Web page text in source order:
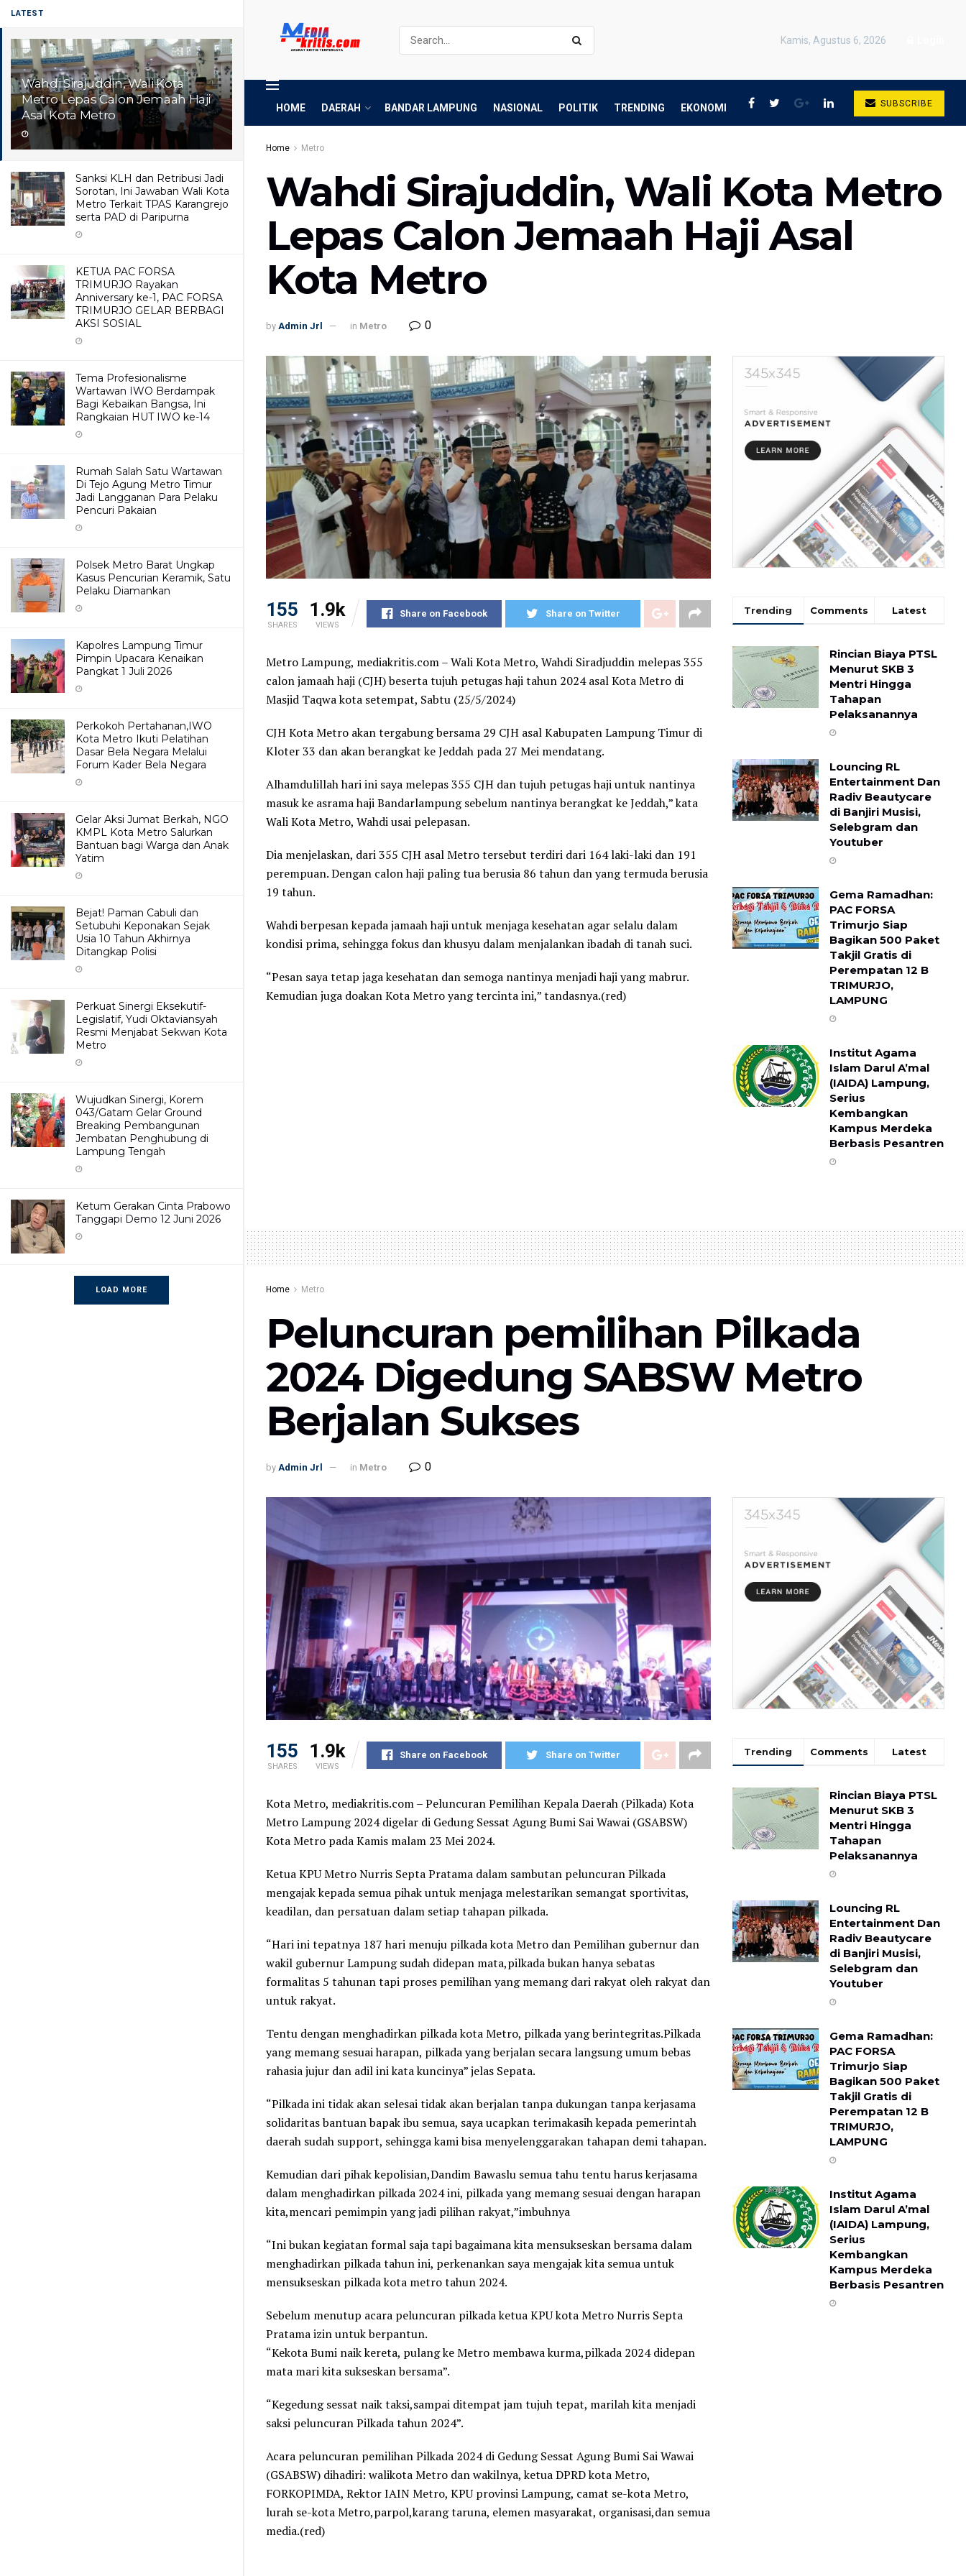
LATEST
Wahdi Sirajuddin, Wali Kota
Metro Lepas Calon Jemaah Haji
Asal Kota Metro
Sanksi KLH dan Retribusi Jadi
Sorotan, Ini Jawaban Wali Kota
Metro Terkait TPAS Karangrejo
serta PAD di Paripurna
KETUA PAC FORSA
TRIMURJO Rayakan
Anniversary ke-1, PAC FORSA
TRIMURJO GELAR BERBAGI
AKSI SOSIAL
Tema Profesionalisme
Wartawan IWO Berdampak
Bagi Kebaikan Bangsa, Ini
Rangkaian HUT IWO ke-14
Rumah Salah Satu Wartawan
Di Tejo Agung Metro Timur
Jadi Langganan Para Pelaku
Pencuri Pakaian
Polsek Metro Barat Ungkap
Kasus Pencurian Keramik, Satu
Pelaku Diamankan
Kapolres Lampung Timur
Pimpin Upacara Kenaikan
Pangkat 1 Juli 2026
Perkokoh Pertahanan,IWO
Kota Metro Ikuti Pelatihan
Dasar Bela Negara Melalui
Forum Kader Bela Negara
Gelar Aksi Jumat Berkah, NGO
KMPL Kota Metro Salurkan
Bantuan bagi Warga dan Anak
Yatim
Bejat! Paman Cabuli dan
Setubuhi Keponakan Sejak
Usia 10 Tahun Akhirnya
Ditangkap Polisi
Perkuat Sinergi Eksekutif-
Legislatif, Yudi Oktaviansyah
Resmi Menjabat Sekwan Kota
Metro
Wujudkan Sinergi, Korem
043/Gatam Gelar Ground
Breaking Pembangunan
Jembatan Penghubung di
Lampung Tengah
Ketum Gerakan Cinta Prabowo
Tanggapi Demo 12 Juni 2026
LOAD MORE
Kamis, Agustus 6, 2026
HOME DAERAH BANDAR LAMPUNG NASIONAL POLITIK TRENDING EKONOMI SUBSCRIBE
Home Metro
Wahdi Sirajuddin, Wali Kota Metro
Lepas Calon Jemaah Haji Asal
Kota Metro
by Admin Jrl in Metro 0
155
SHARES
1.9k
VIEWS
Share on Facebook Share on Twitter
Metro Lampung, mediakritis.com – Wali Kota Metro, Wahdi Siradjuddin melepas 355
calon jamaah haji (CJH) beserta tujuh petugas haji tahun 2024 asal Kota Metro di
Masjid Taqwa kota setempat, Sabtu (25/5/2024)
CJH Kota Metro akan tergabung bersama 29 CJH asal Kabupaten Lampung Timur di
Kloter 33 dan akan berangkat ke Jeddah pada 27 Mei mendatang.
Alhamdulillah hari ini saya melepas 355 CJH dan tujuh petugas haji untuk nantinya
masuk ke asrama haji Bandarlampung sebelum nantinya berangkat ke Jeddah,” kata
Wali Kota Metro, Wahdi usai pelepasan.
Dia menjelaskan, dari 355 CJH asal Metro tersebut terdiri dari 164 laki-laki dan 191
perempuan. Dengan calon haji paling tua berusia 86 tahun dan yang termuda berusia
19 tahun.
Wahdi berpesan kepada jamaah haji untuk menjaga kesehatan agar selalu dalam
kondisi prima, sehingga fokus dan khusyu dalam menjalankan ibadah di tanah suci.
“Pesan saya tetap jaga kesehatan dan semoga nantinya menjadi haji yang mabrur.
Kemudian juga doakan Kota Metro yang tercinta ini,” tandasnya.(red)
Trending Comments Latest
Rincian Biaya PTSL
Menurut SKB 3
Mentri Hingga
Tahapan
Pelaksanannya
Louncing RL
Entertainment Dan
Radiv Beautycare
di Banjiri Musisi,
Selebgram dan
Youtuber
Gema Ramadhan:
PAC FORSA
Trimurjo Siap
Bagikan 500 Paket
Takjil Gratis di
Perempatan 12 B ​
TRIMURJO,
LAMPUNG
Institut Agama
Islam Darul A’mal
(IAIDA) Lampung,
Serius
Kembangkan
Kampus Merdeka
Berbasis Pesantren
Home Metro
Peluncuran pemilihan Pilkada
2024 Digedung SABSW Metro
Berjalan Sukses
by Admin Jrl in Metro 0
155
SHARES
1.9k
VIEWS
Share on Facebook Share on Twitter
Kota Metro, mediakritis.com – Peluncuran Pemilihan Kepala Daerah (Pilkada) Kota
Metro Lampung 2024 digelar di Gedung Sessat Agung Bumi Sai Wawai (GSABSW)
Kota Metro pada Kamis malam 23 Mei 2024.
Ketua KPU Metro Nurris Septa Pratama dalam sambutan peluncuran Pilkada
mengajak kepada semua pihak untuk menjaga melestarikan semangat sportivitas,
keadilan, dan persatuan dalam setiap tahapan pilkada.
“Hari ini tepatnya 187 hari menuju pilkada kota Metro dan Pemilihan gubernur dan
wakil gubernur Lampung sudah didepan mata,pilkada bukan hanya sebatas
formalitas 5 tahunan tapi proses pemilihan yang memang dari rakyat oleh rakyat dan
untuk rakyat.
Tentu dengan menghadirkan pilkada kota Metro, pilkada yang berintegritas.Pilkada
yang memang sesuai harapan, pilkada yang berjalan secara langsung umum bebas
rahasia jujur dan adil ini kata kuncinya” jelas Sepata.
“Pilkada ini tidak akan selesai tidak akan berjalan tanpa dukungan tanpa kerjasama
solidaritas bantuan bapak ibu semua, saya ucapkan terimakasih kepada pemerintah
daerah sudah support, sehingga kami bisa menyelenggarakan tahapan demi tahapan.
Kemudian dari pihak kepolisian,Dandim Bawaslu semua tahu tentu harus kerjasama
dalam menghadirkan pilkada 2024 ini, pilkada yang memang sesuai dengan harapan
kita,mencari pemimpin yang jadi pilihan rakyat,”imbuhnya
“Ini bukan kegiatan formal saja tapi bagaimana kita mensukseskan bersama dalam
menghadirkan pilkada tahun ini, perkenankan saya mengajak kita semua untuk
mensukseskan pilkada kota metro tahun 2024.
Sebelum menutup acara peluncuran pilkada ketua KPU kota Metro Nurris Septa
Pratama izin untuk berpantun.
“Kekota Bumi naik kereta, pulang ke Metro membawa kurma,pilkada 2024 didepan
mata mari kita sukseskan bersama”.
“Kegedung sessat naik taksi,sampai ditempat jam tujuh tepat, marilah kita menjadi
saksi peluncuran Pilkada tahun 2024”.
Acara peluncuran pemilihan Pilkada 2024 di Gedung Sessat Agung Bumi Sai Wawai
(GSABSW) dihadiri: walikota Metro dan wakilnya, ketua DPRD kota Metro,
FORKOPIMDA, Rektor IAIN Metro, KPU provinsi Lampung, camat se-kota Metro,
lurah se-kota Metro,parpol,karang taruna, elemen masyarakat, organisasi,dan semua
media.(red)
Trending Comments Latest
Rincian Biaya PTSL
Menurut SKB 3
Mentri Hingga
Tahapan
Pelaksanannya
Louncing RL
Entertainment Dan
Radiv Beautycare
di Banjiri Musisi,
Selebgram dan
Youtuber
Gema Ramadhan:
PAC FORSA
Trimurjo Siap
Bagikan 500 Paket
Takjil Gratis di
Perempatan 12 B ​
TRIMURJO,
LAMPUNG
Institut Agama
Islam Darul A’mal
(IAIDA) Lampung,
Serius
Kembangkan
Kampus Merdeka
Berbasis Pesantren